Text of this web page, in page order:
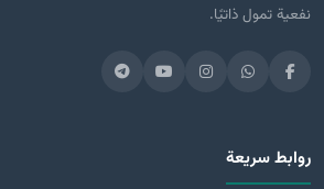
نفعية تمول ذاتيًا.
روابط سريعة